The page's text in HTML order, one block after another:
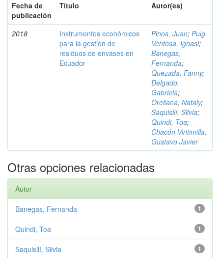
Fecha de
publicación
Título Autor(es)
2018
Instrumentos económicos
para la gestión de
residuos de envases en
Ecuador
Pinos, Juan; Puig
Ventosa, Ignasi;
Banegas,
Fernanda;
Quezada, Fanny;
Delgado,
Gabriela;
Orellana, Nataly;
Saquisilí, Silvia;
Quindi, Toa;
Chacón Vintimilla,
Gustavo Javier
Otras opciones relacionadas
Autor
1
Banegas, Fernanda
1
Quindi, Toa
1
Saquisilí, Silvia